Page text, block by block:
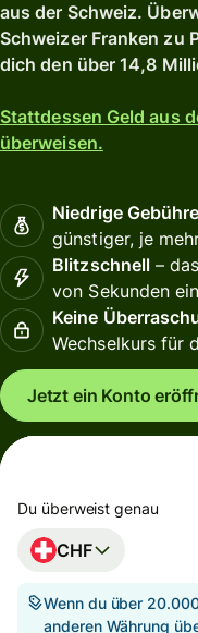
aus der Schweiz.
Schweizer Franken zu
dich den über 14,8
Stattdessen Geld aus
überweisen.
Niedrige
günstiger, je
Blitzschnell –
von Sekunden ein
Keine
Wechselkurs für
Jetzt ein Konto
Du überweist genau
CHF
Wenn du über
anderen Währung